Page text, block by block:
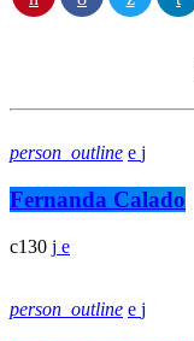
person_outline
Fernanda Calado
130
person_outline